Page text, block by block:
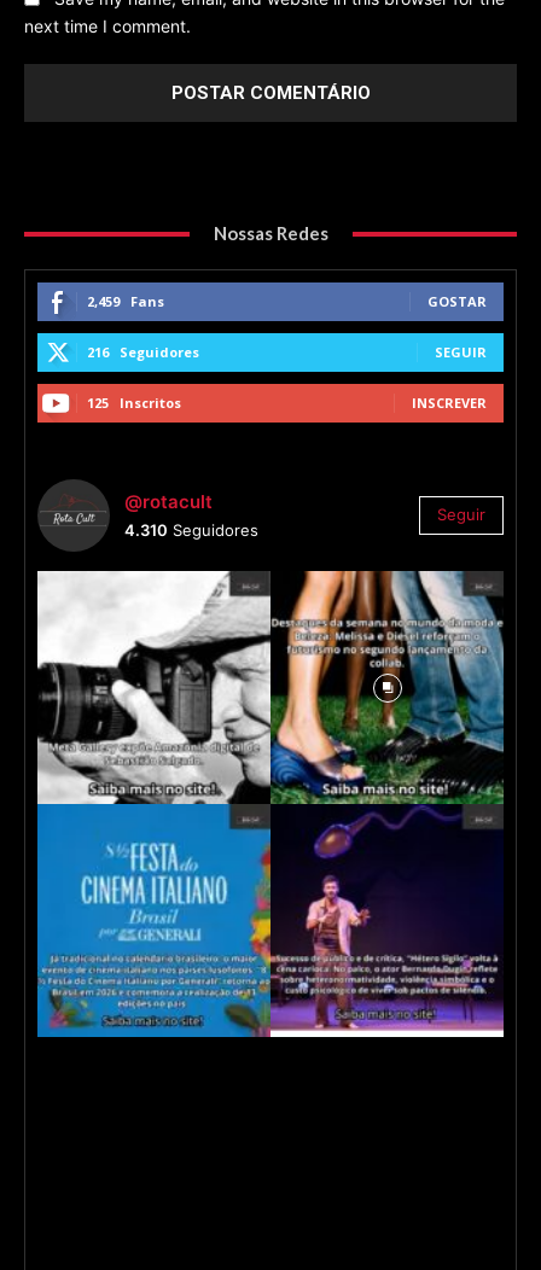
next time I comment.
Nossas Redes
2,459 Fans GOSTAR
216 Seguidores SEGUIR
125 Inscritos INSCREVER
@rotacult
4.310 Seguidores
Seguir